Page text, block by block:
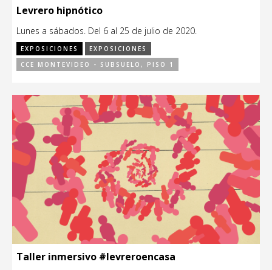
Levrero hipnótico
Lunes a sábados. Del 6 al 25 de julio de 2020.
EXPOSICIONES
EXPOSICIONES
CCE MONTEVIDEO - SUBSUELO, PISO 1
Taller inmersivo #levreroencasa